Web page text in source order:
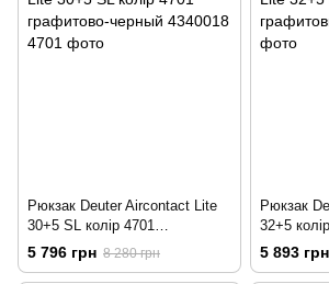
Рюкзак Deuter Aircontact Lite
30+5 SL колір 4701
графитово-черный
5 796 грн 8 280 грн
Рюкзак
32+5
5 893 грн